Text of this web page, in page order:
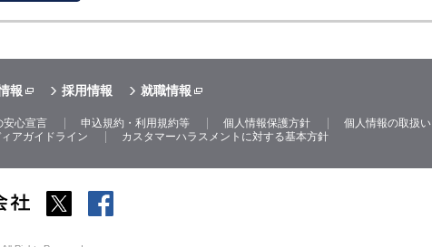
報 採用情報 就職情報
安心宣言 申込規約・利用規約等 個人情報保護方針 個人情報の取扱い
アガイドライン
カスタマーハラスメントに対する基本方針